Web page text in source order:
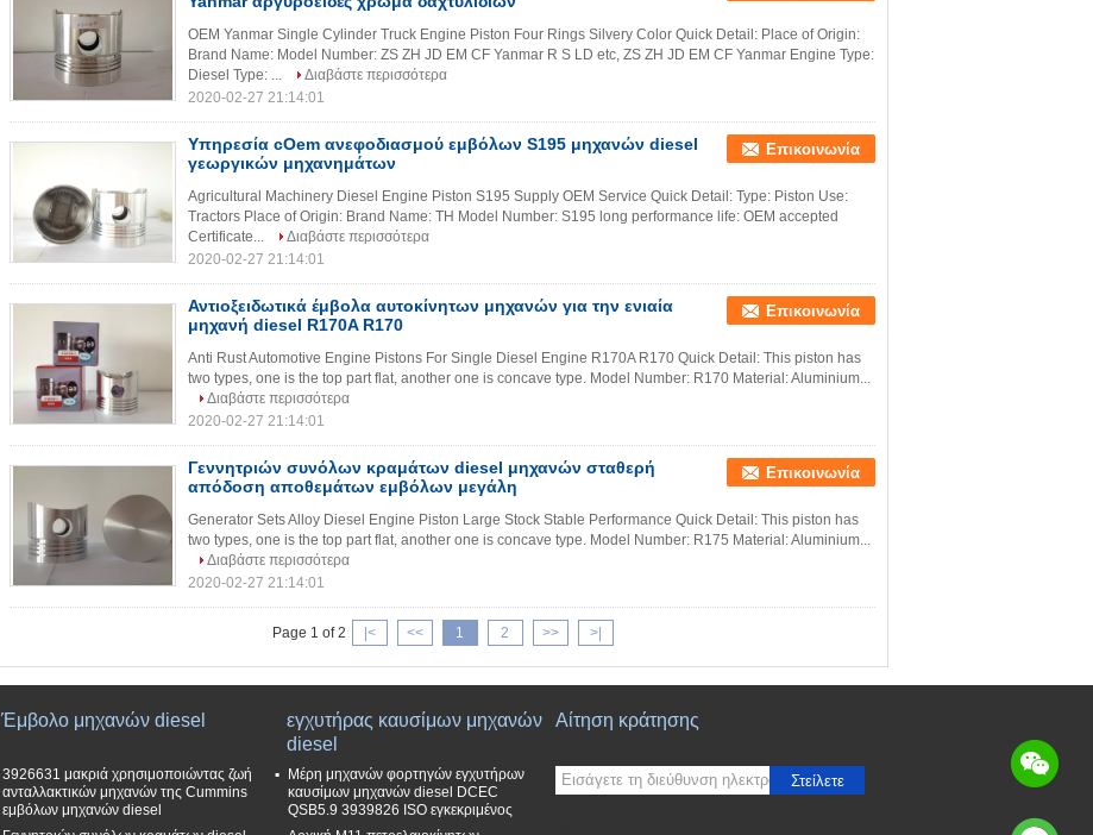
OEM Yanmar Single Cylinder Truck Engine Piston Four Rings Silvery Color Quick Detail: Place of Origin:
Brand Name: Model Number: ZS ZH JD EM CF Yanmar R S LD etc, ZS ZH JD EM CF Yanmar Engine Type:
Diesel Type: ...
Διαβάστε περισσότερα
2020-02-27 21:14:01
Υπηρεσία cOem ανεφοδιασμού εμβόλων S195 μηχανών diesel
γεωργικών μηχανημάτων
Επικοινωνία
Agricultural Machinery Diesel Engine Piston S195 Supply OEM Service Quick Detail: Type: Piston Use:
Tractors Place of Origin: Brand Name: TH Model Number: S195 long performance life: OEM accepted
Certificate...
Διαβάστε περισσότερα
2020-02-27 21:14:01
Αντιοξειδωτικά έμβολα αυτοκίνητων μηχανών για την ενιαία
μηχανή diesel R170A R170
Επικοινωνία
Anti Rust Automotive Engine Pistons For Single Diesel Engine R170A R170 Quick Detail: This piston has
two types, one is the top part flat, another one is concave type. Model Number: R170 Material: Aluminium...
Διαβάστε περισσότερα
2020-02-27 21:14:01
Γεννητριών συνόλων κραμάτων diesel μηχανών σταθερή
απόδοση αποθεμάτων εμβόλων μεγάλη
Επικοινωνία
Generator Sets Alloy Diesel Engine Piston Large Stock Stable Performance Quick Detail: This piston has
two types, one is the top part flat, another one is concave type. Model Number: R175 Material: Aluminium...
Διαβάστε περισσότερα
2020-02-27 21:14:01
Page 1 of 2 |< << 1 2 >> >|
Έμβολο μηχανών diesel
3926631 μακριά χρησιμοποιώντας ζωή
ανταλλακτικών μηχανών της Cummins
εμβόλων μηχανών diesel
εγχυτήρας καυσίμων μηχανών
diesel
Μέρη μηχανών φορτηγών εγχυτήρων
καυσίμων μηχανών diesel DCEC
QSB5.9 3939826 ISO εγκεκριμένος
Αίτηση κράτησης
Στείλετε